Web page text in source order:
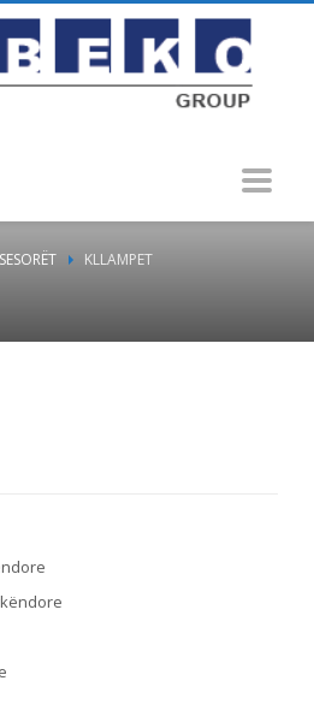
KLLAMPET